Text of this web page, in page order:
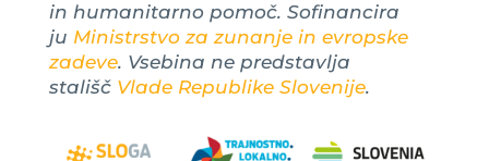
in humanitarno pomoč. Sofinancira
ju Ministrstvo za zunanje in evropske
zadeve. Vsebina ne predstavlja
stališč Vlade Republike Slovenije.